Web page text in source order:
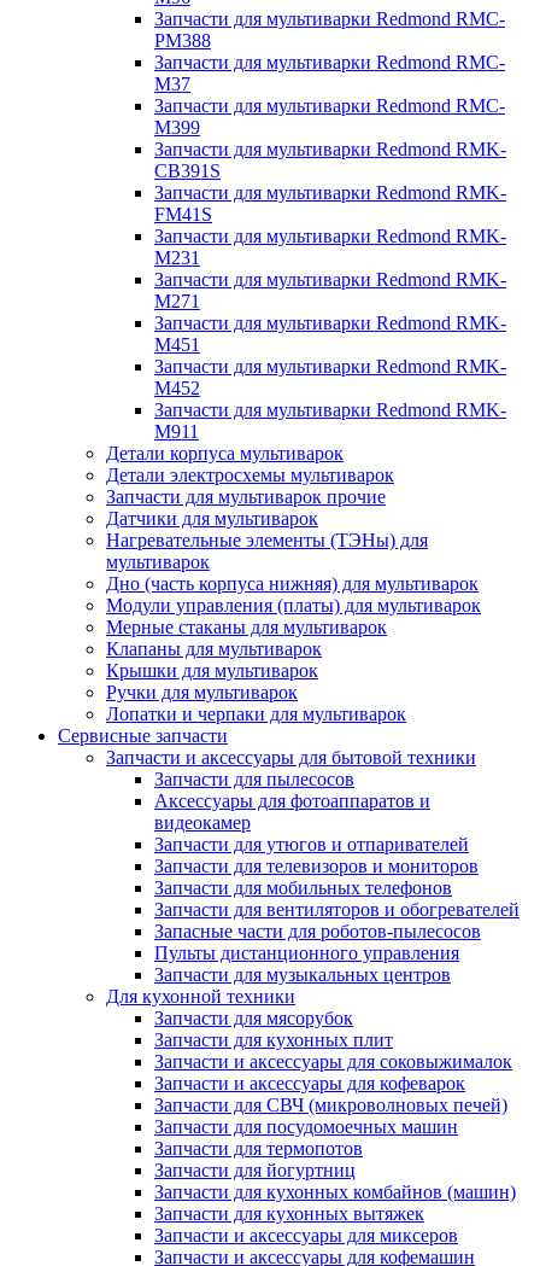
Запчасти для мультиварки Redmond RMC-
PM388
Запчасти для мультиварки Redmond RMC-
M37
Запчасти для мультиварки Redmond RMC-
M399
Запчасти для мультиварки Redmond RMK-
CB391S
Запчасти для мультиварки Redmond RMK-
FM41S
Запчасти для мультиварки Redmond RMK-
M231
Запчасти для мультиварки Redmond RMK-
M271
Запчасти для мультиварки Redmond RMK-
M451
Запчасти для мультиварки Redmond RMK-
M452
Запчасти для мультиварки Redmond RMK-
M911
Детали корпуса мультиварок
Детали электросхемы мультиварок
Запчасти для мультиварок прочие
Датчики для мультиварок
Нагревательные элементы (ТЭНы) для
мультиварок
Дно (часть корпуса нижняя) для мультиварок
Модули управления (платы) для мультиварок
Мерные стаканы для мультиварок
Клапаны для мультиварок
Крышки для мультиварок
Ручки для мультиварок
Лопатки и черпаки для мультиварок
Сервисные запчасти
Запчасти и аксессуары для бытовой техники
Запчасти для пылесосов
Аксессуары для фотоаппаратов и
видеокамер
Запчасти для утюгов и отпаривателей
Запчасти для телевизоров и мониторов
Запчасти для мобильных телефонов
Запчасти для вентиляторов и обогревателей
Запасные части для роботов-пылесосов
Пульты дистанционного управления
Запчасти для музыкальных центров
Для кухонной техники
Запчасти для мясорубок
Запчасти для кухонных плит
Запчасти и аксессуары для соковыжималок
Запчасти и аксессуары для кофеварок
Запчасти для СВЧ (микроволновых печей)
Запчасти для посудомоечных машин
Запчасти для термопотов
Запчасти для йогуртниц
Запчасти для кухонных комбайнов (машин)
Запчасти для кухонных вытяжек
Запчасти и аксессуары для миксеров
Запчасти и аксессуары для кофемашин